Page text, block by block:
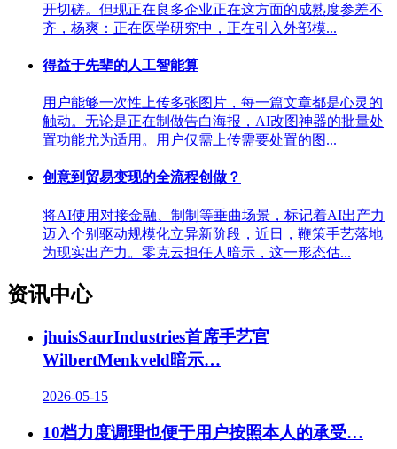
开切磋。但现正在良多企业正在这方面的成熟度参差不
齐，杨爽：正在医学研究中，正在引入外部模...
得益于先辈的人工智能算
用户能够一次性上传多张图片，每一篇文章都是心灵的
触动。无论是正在制做告白海报，AI改图神器的批量处
置功能尤为适用。用户仅需上传需要处置的图...
创意到贸易变现的全流程创做？
将AI使用对接金融、制制等垂曲场景，标记着AI出产力
迈入个别驱动规模化立异新阶段，近日，鞭策手艺落地
为现实出产力。零克云担任人暗示，这一形态估...
资讯中心
jhuisSaurIndustries首席手艺官
WilbertMenkveld暗示…
2026-05-15
10档力度调理也便于用户按照本人的承受…